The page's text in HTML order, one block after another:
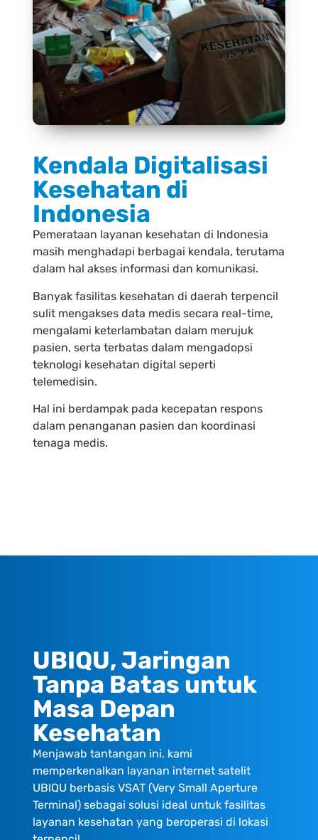
Kendala Digitalisasi
Kesehatan di
Indonesia
Pemerataan layanan kesehatan di Indonesia
masih menghadapi berbagai kendala, terutama
dalam hal akses informasi dan komunikasi.
Banyak fasilitas kesehatan di daerah terpencil
sulit mengakses data medis secara real-time,
mengalami keterlambatan dalam merujuk
pasien, serta terbatas dalam mengadopsi
teknologi kesehatan digital seperti
telemedisin.
Hal ini berdampak pada kecepatan respons
dalam penanganan pasien dan koordinasi
tenaga medis.
UBIQU, Jaringan
Tanpa Batas untuk
Masa Depan
Kesehatan
Menjawab tantangan ini, kami
memperkenalkan layanan internet satelit
UBIQU berbasis VSAT (Very Small Aperture
Terminal) sebagai solusi ideal untuk fasilitas
layanan kesehatan yang beroperasi di lokasi